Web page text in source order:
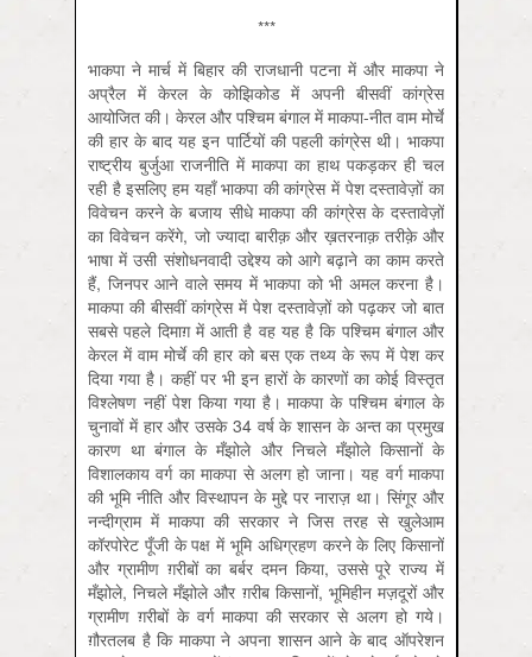
***
भाकपा ने मार्च में बिहार की राजधानी पटना में और माकपा ने
अप्रैल में केरल के कोझिकोड में अपनी बीसवीं कांग्रेस
आयोजित की। केरल और पश्चिम बंगाल में माकपा-नीत वाम मोर्चे
की हार के बाद यह इन पार्टियों की पहली कांग्रेस थी। भाकपा
राष्ट्रीय बुर्जुआ राजनीति में माकपा का हाथ पकड़कर ही चल
रही है इसलिए हम यहाँ भाकपा की कांग्रेस में पेश दस्तावेज़ों का
विवेचन करने के बजाय सीधे माकपा की कांग्रेस के दस्तावेज़ों
का विवेचन करेंगे, जो ज्यादा बारीक़ और ख़तरनाक़ तरीक़े और
भाषा में उसी संशोधनवादी उद्देश्य को आगे बढ़ाने का काम करते
हैं, जिनपर आने वाले समय में भाकपा को भी अमल करना है।
माकपा की बीसवीं कांग्रेस में पेश दस्तावेज़ों को पढ़कर जो बात
सबसे पहले दिमाग़ में आती है वह यह है कि पश्चिम बंगाल और
केरल में वाम मोर्चे की हार को बस एक तथ्य के रूप में पेश कर
दिया गया है। कहीं पर भी इन हारों के कारणों का कोई विस्तृत
विश्लेषण नहीं पेश किया गया है। माकपा के पश्चिम बंगाल के
चुनावों में हार और उसके 34 वर्ष के शासन के अन्त का प्रमुख
कारण था बंगाल के मँझोले और निचले मँझोले किसानों के
विशालकाय वर्ग का माकपा से अलग हो जाना। यह वर्ग माकपा
की भूमि नीति और विस्थापन के मुद्दे पर नाराज़ था। सिंगूर और
नन्दीग्राम में माकपा की सरकार ने जिस तरह से खुलेआम
कॉरपोरेट पूँजी के पक्ष में भूमि अधिग्रहण करने के लिए किसानों
और ग्रामीण ग़रीबों का बर्बर दमन किया, उससे पूरे राज्य में
मँझोले, निचले मँझोले और ग़रीब किसानों, भूमिहीन मज़दूरों और
ग्रामीण ग़रीबों के वर्ग माकपा की सरकार से अलग हो गये।
ग़ौरतलब है कि माकपा ने अपना शासन आने के बाद ऑपरेशन